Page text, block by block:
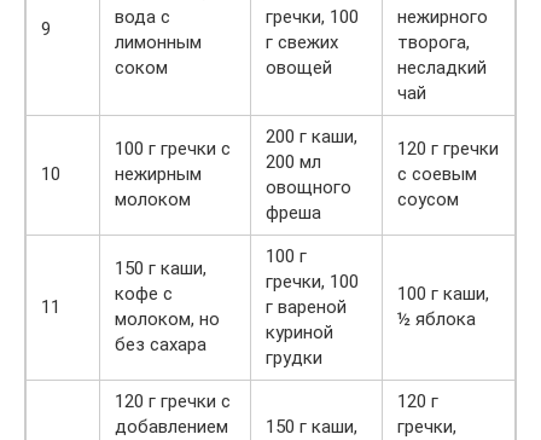
9
вода с
лимонным
соком
гречки, 100
г свежих
овощей
нежирного
творога,
несладкий
чай
10
100 г гречки с
нежирным
молоком
200 г каши,
200 мл
овощного
фреша
120 г гречки
с соевым
соусом
11
150 г каши,
кофе с
молоком, но
без сахара
100 г
гречки, 100
г вареной
куриной
грудки
100 г каши,
½ яблока
120 г гречки с
добавлением
150 г каши,
120 г
гречки,